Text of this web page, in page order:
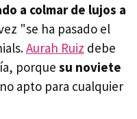
a colmar de lujos a
"se ha pasado el
Aurah Ruiz debe
porque su noviete
no apto para cualquier